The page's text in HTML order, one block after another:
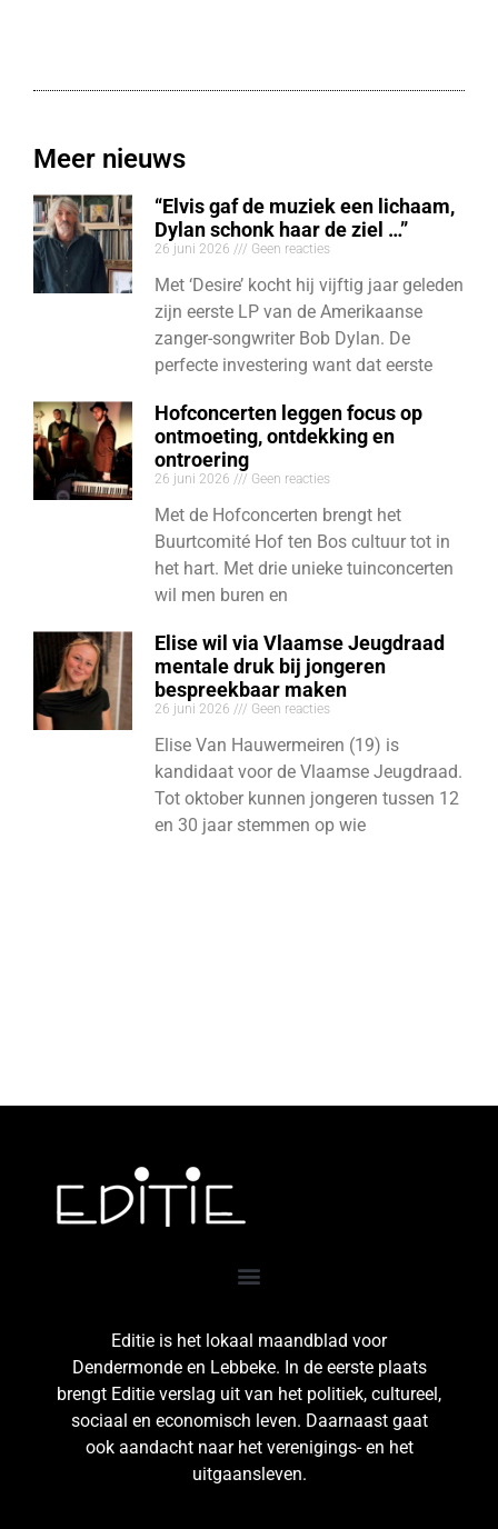
Meer nieuws
“Elvis gaf de muziek een lichaam,
Dylan schonk haar de ziel …”
26 juni 2026 Geen reacties
Met ‘Desire’ kocht hij vijftig jaar geleden
zijn eerste LP van de Amerikaanse
zanger-songwriter Bob Dylan. De
perfecte investering want dat eerste
Hofconcerten leggen focus op
ontmoeting, ontdekking en
ontroering
26 juni 2026 Geen reacties
Met de Hofconcerten brengt het
Buurtcomité Hof ten Bos cultuur tot in
het hart. Met drie unieke tuinconcerten
wil men buren en
Elise wil via Vlaamse Jeugdraad
mentale druk bij jongeren
bespreekbaar maken
26 juni 2026 Geen reacties
Elise Van Hauwermeiren (19) is
kandidaat voor de Vlaamse Jeugdraad.
Tot oktober kunnen jongeren tussen 12
en 30 jaar stemmen op wie
Editie is het lokaal maandblad voor
Dendermonde en Lebbeke. In de eerste plaats
brengt Editie verslag uit van het politiek, cultureel,
sociaal en economisch leven. Daarnaast gaat
ook aandacht naar het verenigings- en het
uitgaansleven.